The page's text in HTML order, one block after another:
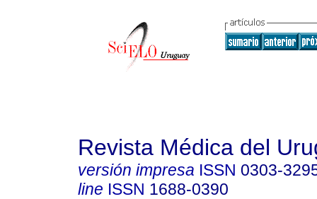
Revista Médica del
versión impresa ISSN 0303-
line ISSN 1688-0390